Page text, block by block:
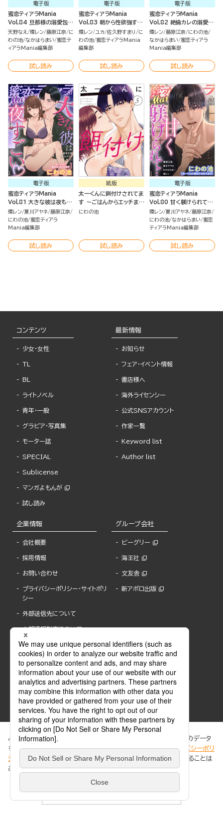
電子版
蜜恋ティアラMania
Vol.84 旦那様の溺愛包囲
網
天野なえ 環レン 藤原江奈 に
わの池 なかはらまい
蜜恋テ
ィアラMania編集部
試し読み
電子版
蜜恋ティアラMania
Vol.83 朝から性欲強すぎ
る…！
環レン ユカ 佐久野すまり
に
わの池 蜜恋ティアラMania
編集部
試し読み
電子版
蜜恋ティアラMania
Vol.82 絶倫カレの溺愛セ
ックス
環レン 藤原江奈 にわの池
なかはらまい
蜜恋ティアラ
Mania編集部
試し読み
電子版
蜜恋ティアラMania
Vol.81 大きな彼は夜もす
ごい
環レン 夏川アヤネ 藤原江奈
にわの池 蜜恋ティアラ
Mania編集部
試し読み
紙版
太一くんに餌付けされてま
す ～ごはんからエッチまで
～ （5）
にわの池
試し読み
電子版
蜜恋ティアラMania
Vol.80 甘く躾けられて…
環レン 夏川アヤネ 藤原江奈
にわの池 なかはらまい
蜜恋
ティアラMania編集部
試し読み
コンテンツ
少女・女性
TL
BL
ライトノベル
青年・一般
グラビア・写真集
モーター誌
SPECIAL
Sublicense
マンガよもんが
試し読み
最新情報
お知らせ
フェア・イベント情報
書店様へ
海外ライセンシー
公式SNSアカウント
作家一覧
Keyword list
Author list
企業情報
会社概要
採用情報
お問い合わせ
プライバシーポリシー・サイトポリ
シー
外部送信先について
内部通報制度について
グループ会社
ビーグリー
海王社
文友舎
新アポロ出版
ABJマークは、この電子書店・電子書籍配信サービスが、著作権者からコンテンツ使用許諾を
得た正規版配信サービスであることを示す登録商標(登録番号 第6091713号)です。
ABJマークの詳細、ABJマークを掲示しているサービスの一覧はこちら。
ぶんか社が運営するサイトでは、利便性向上のためにCookie等のデータ
を使用しています。 当社のCookieについての詳細は、「プライバシーポリ
シー
」をご覧ください。当サイトでは、訪問者の個人情報を追跡することは
ありません。